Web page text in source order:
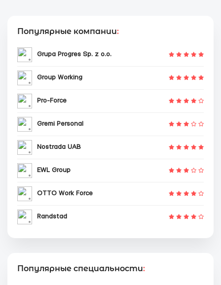
Популярные компании:
Grupa Progres Sp. z o.o.
Group Working
Pro-Force
Gremi Personal
Nostrada UAB
EWL Group
OTTO Work Force
Randstad
Популярные специальности: